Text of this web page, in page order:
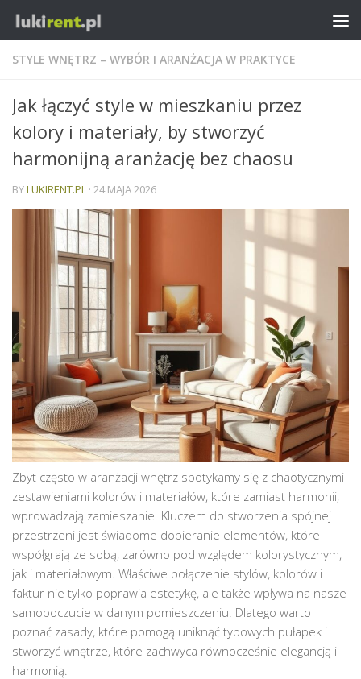
STYLE WNĘTRZ – WYBÓR I ARANŻACJA W PRAKTYCE
Jak łączyć style w mieszkaniu przez
kolory i materiały, by stworzyć
harmonijną aranżację bez chaosu
BYLUKIRENT.PL · 24 MAJA 2026
Zbyt często w aranżacji wnętrz spotykamy się z chaotycznymi
zestawieniami kolorów i materiałów, które zamiast harmonii,
wprowadzają zamieszanie. Kluczem do stworzenia spójnej
przestrzeni jest świadome dobieranie elementów, które
współgrają ze sobą, zarówno pod względem kolorystycznym,
jak i materiałowym. Właściwe połączenie stylów, kolorów i
faktur nie tylko poprawia estetykę, ale także wpływa na nasze
samopoczucie w danym pomieszczeniu. Dlatego warto
poznać zasady, które pomogą uniknąć typowych pułapek i
stworzyć wnętrze, które zachwyca równocześnie elegancją i
harmonią.